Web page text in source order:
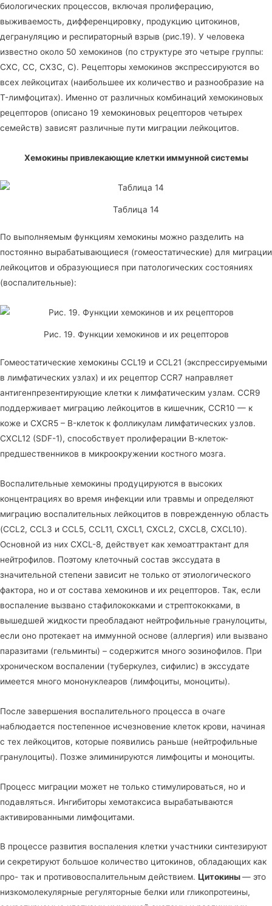
биологических процессов, включая пролиферацию,
выживаемость, дифференцировку, продукцию цитокинов,
дегрануляцию и респираторный взрыв (рис.19). У человека
известно около 50 хемокинов (по структуре это четыре группы:
CXC, CC, CX3C, C). Рецепторы хемокинов экспрессируются во
всех лейкоцитах (наибольшее их количество и разнообразие на
T-лимфоцитах). Именно от различных комбинаций хемокиновых
рецепторов (описано 19 хемокиновых рецепторов четырех
семейств) зависят различные пути миграции лейкоцитов.
Хемокины привлекающие клетки иммунной системы
Таблица 14
По выполняемым функциям хемокины можно разделить на
постоянно вырабатывающиеся (гомеостатические) для миграции
лейкоцитов и образующиеся при патологических состояниях
(воспалительные):
Рис. 19. Функции хемокинов и их рецепторов
Гомеостатические хемокины CCL19 и CCL21 (экспрессируемыми
в лимфатических узлах) и их рецептор CCR7 направляет
антигенпрезентирующие клетки к лимфатическим узлам. CCR9
поддерживает миграцию лейкоцитов в кишечник, CCR10 — к
коже и CXCR5 – B-клеток к фолликулам лимфатических узлов.
CXCL12 (SDF-1), способствует пролиферации В-клеток-
предшественников в микроокружении костного мозга.
Воспалительные хемокины продуцируются в высоких
концентрациях во время инфекции или травмы и определяют
миграцию воспалительных лейкоцитов в поврежденную область
(CCL2, CCL3 и CCL5, CCL11, CXCL1, CXCL2, CXCL8, CXCL10).
Основной из них CXCL-8, действует как хемоаттрактант для
нейтрофилов. Поэтому клеточный состав экссудата в
значительной степени зависит не только от этиологического
фактора, но и от состава хемокинов и их рецепторов. Так, если
воспаление вызвано стафилококками и стрептококками, в
вышедшей жидкости преобладают нейтрофильные гранулоциты,
если оно протекает на иммунной основе (аллергия) или вызвано
паразитами (гельминты) – содержится много эозинофилов. При
хроническом воспалении (туберкулез, сифилис) в экссудате
имеется много мононуклеаров (лимфоциты, моноциты).
После завершения воспалительного процесса в очаге
наблюдается постепенное исчезновение клеток крови, начиная
с тех лейкоцитов, которые появились раньше (нейтрофильные
гранулоциты). Позже элиминируются лимфоциты и моноциты.
Процесс миграции может не только стимулироваться, но и
подавляться. Ингибиторы хемотаксиса вырабатываются
активированными лимфоцитами.
В процессе развития воспаления клетки участники синтезируют
и секретируют большое количество цитокинов, обладающих как
про- так и противовоспалительным действием. Цитокины— это
низкомолекулярные регуляторные белки или гликопротеины,